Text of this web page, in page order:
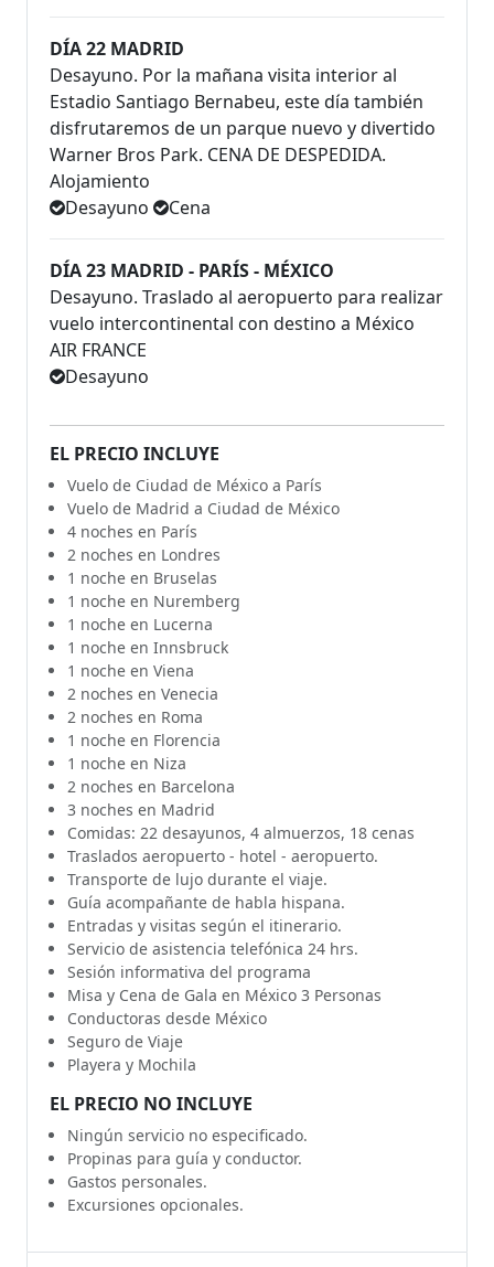
DÍA 22 MADRID
Desayuno. Por la mañana visita interior al
Estadio Santiago Bernabeu, este día también
disfrutaremos de un parque nuevo y divertido
Warner Bros Park. CENA DE DESPEDIDA.
Alojamiento
Desayuno
Cena
DÍA 23 MADRID - PARÍS - MÉXICO
Desayuno. Traslado al aeropuerto para realizar
vuelo intercontinental con destino a México
AIR FRANCE
Desayuno
EL PRECIO INCLUYE
Vuelo de Ciudad de México a París
Vuelo de Madrid a Ciudad de México
4 noches en París
2 noches en Londres
1 noche en Bruselas
1 noche en Nuremberg
1 noche en Lucerna
1 noche en Innsbruck
1 noche en Viena
2 noches en Venecia
2 noches en Roma
1 noche en Florencia
1 noche en Niza
2 noches en Barcelona
3 noches en Madrid
Comidas: 22 desayunos, 4 almuerzos, 18 cenas
Traslados aeropuerto - hotel - aeropuerto.
Transporte de lujo durante el viaje.
Guía acompañante de habla hispana.
Entradas y visitas según el itinerario.
Servicio de asistencia telefónica 24 hrs.
Sesión informativa del programa
Misa y Cena de Gala en México 3 Personas
Conductoras desde México
Seguro de Viaje
Playera y Mochila
EL PRECIO NO INCLUYE
Ningún servicio no especificado.
Propinas para guía y conductor.
Gastos personales.
Excursiones opcionales.